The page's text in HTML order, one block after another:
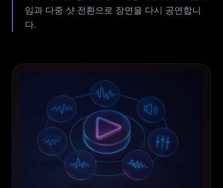
임과 다중 샷 전환으로 장면을 다시 공연합니
다.